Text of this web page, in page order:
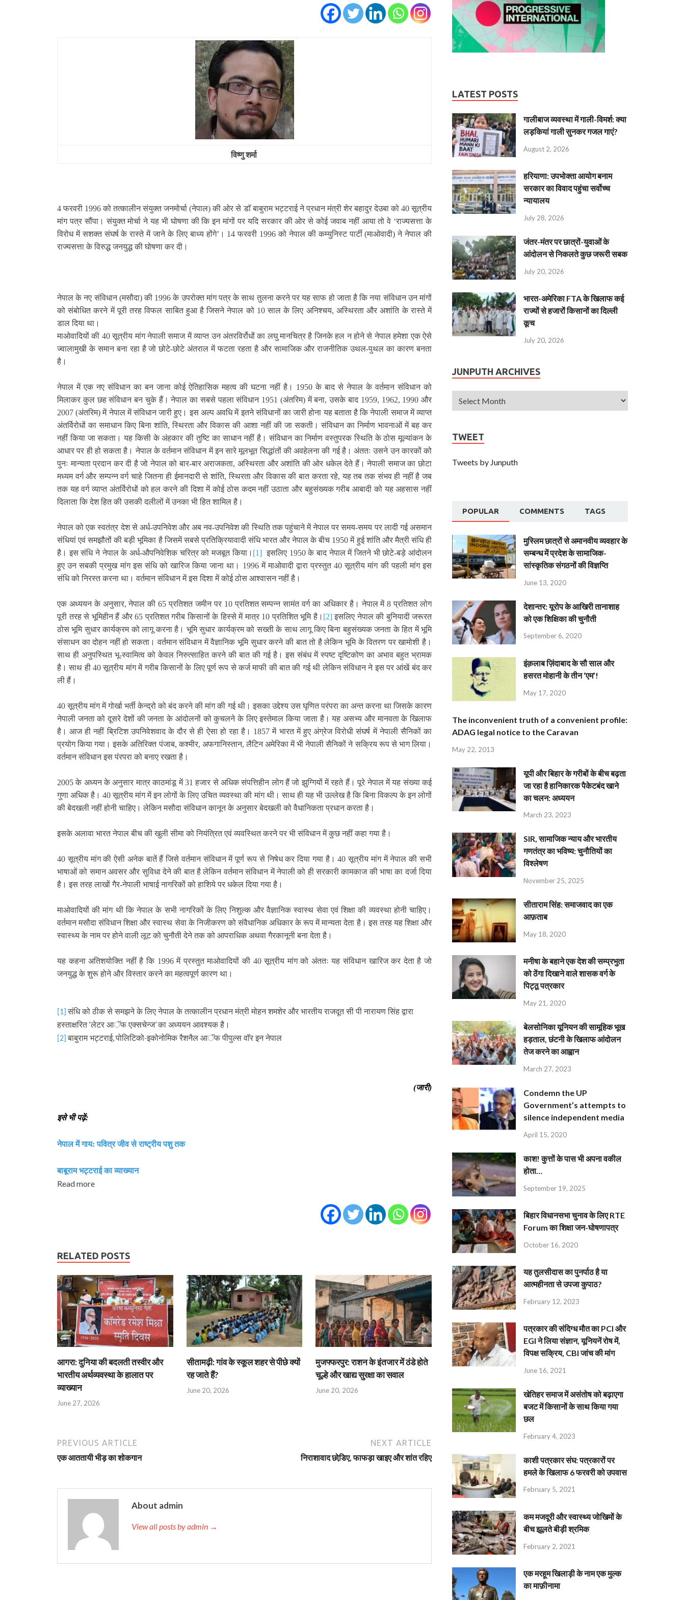
विष्‍णु शर्मा
4फरवरी 1996को तत्कालीन संयुक्त जनमोर्चा (नेपाल) की ओर से डाॅ बाबुराम भट्टराई ने प्रधान मंत्री शेर बहादुर देउबा को 40सूत्रीय
मांग पत्र सौंपा। संयुक्त मोर्चा ने यह भी घोषणा की कि इन मांगों पर यदि सरकार की ओर से कोई जवाब नहीं आया तो वे ‘राज्यसत्ता के
विरोध में सशक्त संघर्ष के रास्ते में जाने के लिए बाध्य होंगे’ । 14 फरवरी 1996 को नेपाल की कम्युनिस्‍ट पार्टी (माओवादी) ने नेपाल की
राज्यसत्ता के विरुद्ध जनयुद्ध की घोषणा कर दी।
नेपाल के नए संविधान (मसौदा) की 1996के उपरोक्त मांग पत्र के साथ तुलना करने पर यह साफ हो जाता है कि नया संविधान उन मांगों
को संबोधित करने में पूरी तरह विफल साबित हुआ है जिसने नेपाल को 10साल के लिए अनिश्चय, अस्थिरता और अशांति के रास्ते में
डाल दिया था।
माओवादियों की 40सूत्रीय मांग नेपाली समाज में व्याप्त उन अंतरविर्रोधों का लघु मानचित्र है जिनके हल न होने से नेपाल हमेशा एक ऐसे
ज्वालामुखी के समान बना रहा है जो छोटे-छोटे अंतराल में फटता रहता है और सामाजिक और राजनीतिक उथल-पुथल का कारण बनता
है।
नेपाल में एक नए संविधान का बन जाना कोई ऐतिहासिक महत्व की घटना नहीं है। 1950 के बाद से नेपाल के वर्तमान संविधान को
मिलाकर कुल छहसंविधान बन चुके हैं। नेपाल का सबसे पहला संविधान 1951 (अंतरिम) में बना,उसके बाद 1959, 1962, 1990 और
2007 (अंतरिम) में नेपाल में संविधान जारी हुए। इस अल्प अवधि में इतने संविधानों का जारी होना यह बताता है कि नेपाली समाज में व्याप्त
अंतर्विरोधों का समाधान किए बिना शांति,स्थिरता और विकास की आशा नहीं की जा सकती। संविधान का निर्माण भावनाओं में बह कर
नहीं किया जा सकता। यह किसी के अंहकार की तुष्टि का साधान नहीं है। संविधान का निर्माण वस्तुपरक स्थिति के ठोस मूल्यांकन के
आधार पर ही हो सकता है। नेपाल के वर्तमान संविधान में इन सारे मूलभूत सिद्धांतों की अवहेलना की गई है। अंततः उसने उन कारकों को
पुनः मान्यता प्रदान कर दी है जो नेपाल को बार-बार अराजकता,अस्थिरता और अशांति की ओर धकेल देते हैं। नेपाली समाज का छोटा
मध्यम वर्ग और सम्पन्न वर्ग चाहे जितना ही ईमानदारी से शांति,स्थिरता और विकास की बात करता रहे, यह तब तक संभव ही नहीं है जब
तक यह वर्ग व्याप्त अंतर्विरोधों को हल करने की दिशा में कोई ठोस कदम नहीं उठाता और बहुसंख्यक गरीब आबादी को यह अहसास नहीं
दिलाता कि देश हित की उसकी दलीलों में उनका भी हित शामिल है।
नेपाल को एक स्वतंत्र देश से अर्ध-उपनिवेश और अब नव-उपनिवेश की स्थिति तक पहुंचाने में नेपाल पर समय-समय पर लादी गई असमान
संधियां एवं समझौतों की बड़ी भूमिका है जिसमें सबसे प्रतिक्रियावादी संधि भारत और नेपाल के बीच 1950में हुई शांति और मैत्री संधि ही
है। इस संधि ने नेपाल के अर्ध-औपनिवेशिक चरित्र को मजबूत किया। [1]इसलिए 1950के बाद नेपाल में जितने भी छोटे-बड़े आंदोलन
हुए उन सबकी प्रमुख मांग इस संधि को खारिज किया जाना था। 1996में माओवादी द्वारा प्रस्तुत40 सूत्रीय मांग की पहली मांग इस
संधि को निरस्त करना था। वर्तमान संविधान में इस दिशा में कोई ठोस आश्‍वासन नहीं है।
एक अध्ययन के अनुसार,नेपाल की65 प्रतिशत जमीन पर 10प्रतिशत सम्पन्न सामंत वर्ग का अधिकार है। नेपाल में8 प्रतिशत लोग
पूरी तरह से भूमिहीन हैं और 65 प्रतिशत गरीब किसानों के हिस्से में मात्र 10 प्रतिशित भूमि है। [2]इसलिए नेपाल की बुनियादी जरूरत
ठोस भूमि सुधार कार्यक्रम को लागू करना है। भूमि सुधार कार्यक्रम को सख्ती के साथ लागू किए बिना बहुसंख्यक जनता के हित में भूमि
संसाधन का दोहन नहीं हो सकता। वर्तमान संविधान में वैज्ञानिक भूमि सुधार करने की बात तो है लेकिन भूमि के वितरण पर खामोशी है।
साथ ही अनुपस्थित भू-स्वामित्व को केवल निरुत्साहित करने की बात की गई है। इस संबंध में स्पष्ट दृष्टिकोण का अभाव बहुत भ्रामक
है। साथ ही40सूत्रीय मांग में गरीब किसानों के लिए पूर्ण रूप से कर्ज माफी की बात की गई थी लेकिन संविधान ने इस पर आंखें बंद कर
ली हैं।
40सूत्रीय मांग में गोर्खा भर्ती केन्द्रो को बंद करने की मांग की गई थी। इसका उद्देश्य उस घृणित परंपरा का अन्त करना था जिसके कारण
नेपाली जनता को दूसरे देशों की जनता के आंदोलनों को कुचलने के लिए इस्तेमाल किया जाता है। यह असभ्य और मानवता के खिलाफ
है। आज ही नहीं ब्रिटिश उपनिवेशवाद के दौर से ही ऐसा हो रहा है। 1857 में भारत में हुए अंग्रेज विरोधी संघर्ष में नेपाली सैनिकों का
प्रयोग किया गया। इसके अतिरिक्त पंजाब,कश्मीर, अफगानिस्तान,लैटिन अमेरिका में भी नेपाली सैनिकों ने सक्रिय रूप से भाग लिया।
वर्तमान संविधान इस पंरपरा को बनाए रखता है।
2005के अध्यन के अनुसार मात्र काठमांडू में31 हजार से अधिक संपत्तिहीन लोग हैं जो झुग्गियों में रहते हैं। पूरे नेपाल में यह संख्या कई
गुणा अधिक है।40सूत्रीय मांग में इन लोगों के लिए उचित व्यवस्था की मांग थी। साथ ही यह भी उल्लेख है कि बिना विकल्प के इन लोगों
की बेदखली नहीं होनी चाहिए। लेकिन मसौदा संविधान कानून के अनुसार बेदखली को वैधानिकता प्रधान करता है।
इसके अलावा भारत नेपाल बीच की खुली सीमा को नियंत्रित एवं व्यवस्थित करने पर भी संविधान में कुछ नहीं कहा गया है।
40 सूत्रीय मांग की ऐसी अनेक बातें हैं जिसे वर्तमान संविधान में पूर्ण रूप से निषेध कर दिया गया है।40 सूत्रीय मांग में नेपाल की सभी
भाषाओं को समान अवसर और सुविधा देने की बात है लेकिन वर्तमान संविधान में नेपाली को ही सरकारी कामकाज की भाषा का दर्जा दिया
है। इस तरह लाखों गैर-नेपाली भाषाई नागरिकों को हाशिये पर धकेल दिया गया है।
माओवादियों की मांग थी कि नेपाल के सभी नागरिकों के लिए निशुल्क और वैज्ञानिक स्वास्थ सेवा एवं शिक्षा की व्यवस्था होनी चाहिए।
वर्तमान मसौदा संविधान शिक्षा और स्वास्थ सेवा के निजीकरण को संवैधानिक अधिकार के रूप में मान्यता देता है। इस तरह यह शिक्षा और
स्वास्थ्‍य के नाम पर होने वाली लूट को चुनौती देने तक को आपराधिक अथवा गैरकानूनी बना देता है।
यह कहना अतिशयोक्ति नहीं है कि 1996में प्रस्तुत माओवादियों की 40सूत्रीय मांग को अंततः यह संविधान खारिज कर देता है जो
जनयुद्ध के शुरू होने और विस्तार करने का महत्वपूर्ण कारण था।
[1] संधि को ठीक से समझने के लिए नेपाल के तत्कालीन प्रधान मंत्री मोहन शमशेर और भारतीय राजदूत सी पी नारायण सिंह द्वारा
हस्ताक्षरित‘लेटर आॅफ एक्सचेन्ज’का अध्ययन आवश्यक है।
[2] बाबुराम भट्टराई,पोलिटिको-इकोनोमिक रैशनैल आॅफ पीपुल्स वाॅर इन नेपाल
(जारी)
इसे भी पढ़ें:
नेपाल में गाय: पवित्र जीव से राष्‍ट्रीय पशु तक
बाबूराम भट्टराई का व्‍याख्‍यान
Read more
RELATED POSTS
आगरा: दुनिया की बदलती तस्वीर और
भारतीय अर्थव्यवस्था के हालात पर
व्याख्यान
June 27, 2026
सीतामढ़ी: गांव के स्कूल शहर से पीछे क्यों
रह जाते हैं?
June 20, 2026
मुजफ्फरपुर: राशन के इंतजार में ठंडे होते
चूल्हे और खाद्य सुरक्षा का सवाल
June 20, 2026
PREVIOUS ARTICLE
एक आततायी भीड़ का शोकगान
NEXT ARTICLE
निराशावाद छोडि़ए, फाफड़ा खाइए और शांत रहिए
About admin
View all posts by admin →
LATEST POSTS
गालीबाज व्‍यवस्‍था में गाली-विमर्श: क्या
लड़कियां गाली सुनकर गजल गाएं?
August 2, 2026
हरियाणा: उपभोक्ता आयोग बनाम
सरकार का विवाद पहुंचा सर्वोच्च
न्यायालय
July 28, 2026
जंतर-मंतर पर छात्रों-युवाओं के
आंदोलन से निकलते कुछ जरूरी सबक
July 20, 2026
भारत-अमेरिका FTA के खिलाफ कई
राज्यों से हजारों किसानों का दिल्ली
कूच
July 20, 2026
JUNPUTH ARCHIVES
TWEET
Tweets by Junputh
POPULAR COMMENTS TAGS
मुस्लिम छात्रों से अमानवीय व्यवहार के
सम्बन्ध में प्रदेश के सामाजिक-
सांस्कृतिक संगठनों की विज्ञप्ति
June 13, 2020
देशान्‍तर: यूरोप के आखिरी तानाशाह
को एक शिक्षिका की चुनौती
September 6, 2020
इंक़लाब ज़िंदाबाद के सौ साल और
हसरत मोहानी के तीन ‘एम’!
May 17, 2020
The inconvenient truth of a convenient profile:
ADAG legal notice to the Caravan
May 22, 2013
यूपी और बिहार के गरीबों के बीच बढ़ता
जा रहा है हानिकारक पैकेटबंद खाने
का चलन: अध्ययन
March 23, 2023
SIR, सामाजिक न्याय और भारतीय
गणतंत्र का भविष्य: चुनौतियों का
विश्लेषण
November 25, 2025
सीताराम सिंह: समाजवाद का एक
आफ़ताब
May 18, 2020
मनीषा के बहाने एक देश की सम्प्रभुता
को ठेंगा दिखाने वाले शासक वर्ग के
पिट्ठू पत्रकार
May 21, 2020
बेलसोनिका यूनियन की सामूहिक भूख
हड़ताल, छंटनी के खिलाफ आंदोलन
तेज करने का आह्वान
March 27, 2023
Condemn the UP
Government’s attempts to
silence independent media
April 15, 2020
काश! कुत्तों के पास भी अपना वकील
होता…
September 19, 2025
बिहार विधानसभा चुनाव के लिए RTE
Forum का शिक्षा जन-घोषणापत्र
October 16, 2020
यह तुलसीदास का पुनर्पाठ है या
आत्महीनता से उपजा कुपाठ?
February 12, 2023
पत्रकार की संदिग्ध मौत का PCI और
EGI ने लिया संज्ञान, यूनियनें रोष में,
विपक्ष सक्रिय, CBI जांच की मांग
June 16, 2021
खेतिहर समाज में असंतोष को बढ़ाएगा
बजट में किसानों के साथ किया गया
छल
February 4, 2023
काशी पत्रकार संघ: पत्रकारों पर
हमले के खिलाफ 6 फरवरी को उपवास
February 5, 2021
कम मजदूरी और स्वास्थ्य जोखिमों के
बीच झूलते बीड़ी श्रमिक
February 2, 2021
एक मरहूम खिलाड़ी के नाम एक मुल्क
का माफ़ीनामा